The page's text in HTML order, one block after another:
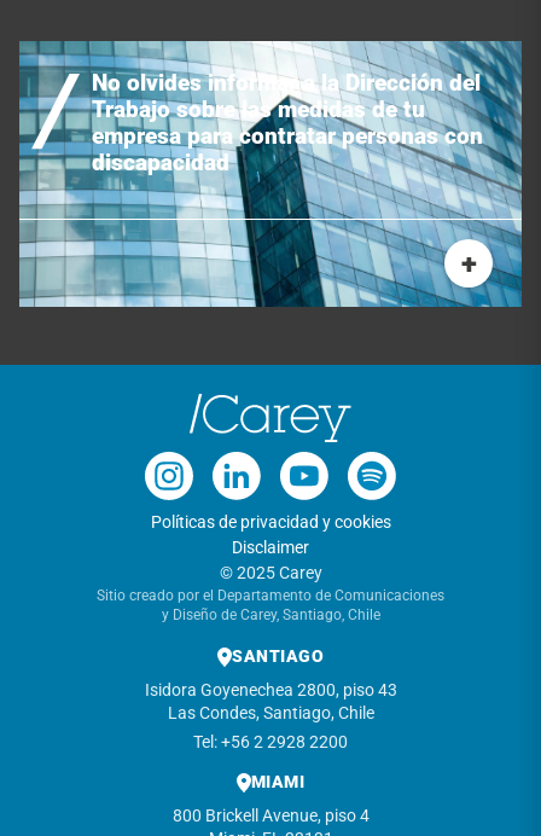
No olvides informar a la Dirección del
Trabajo sobre las medidas de tu
empresa para contratar personas con
discapacidad
+
Políticas de privacidad y cookies
Disclaimer
© 2025 Carey
Sitio creado por el Departamento de Comunicaciones
y Diseño de Carey, Santiago, Chile
SANTIAGO
Isidora Goyenechea 2800, piso 43
Las Condes, Santiago, Chile
Tel: +56 2 2928 2200
MIAMI
800 Brickell Avenue, piso 4